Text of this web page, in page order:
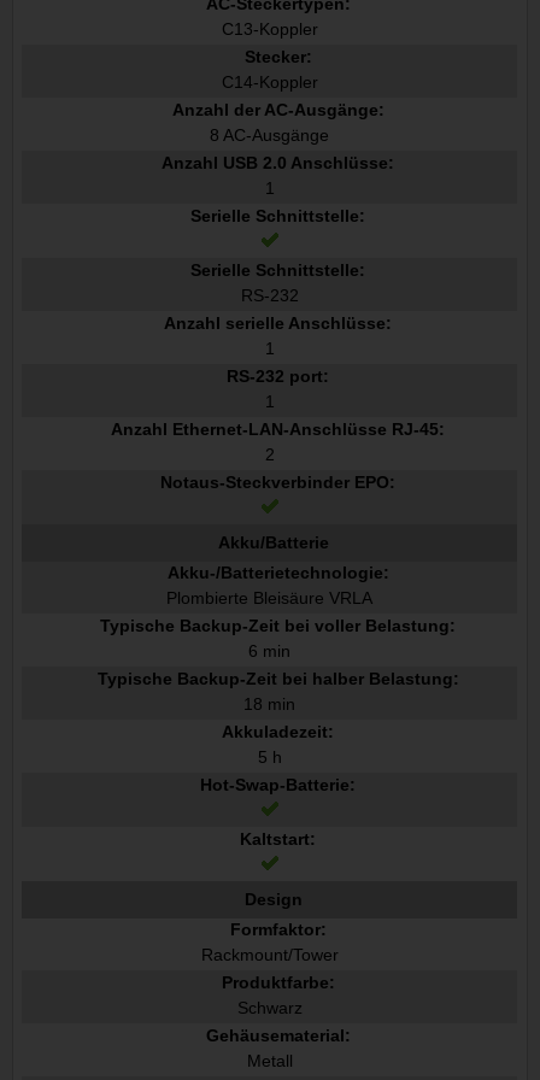
C13-Koppler
Stecker:
C14-Koppler
Anzahl der AC-Ausgänge:
8 AC-Ausgänge
Anzahl USB 2.0 Anschlüsse:
1
Serielle Schnittstelle:
Serielle Schnittstelle:
RS-232
Anzahl serielle Anschlüsse:
1
RS-232 port:
1
Anzahl Ethernet-LAN-Anschlüsse RJ-45:
2
Notaus-Steckverbinder EPO:
Akku/Batterie
Akku-/Batterietechnologie:
Plombierte Bleisäure VRLA
Typische Backup-Zeit bei voller Belastung:
6 min
Typische Backup-Zeit bei halber Belastung:
18 min
Akkuladezeit:
5 h
Hot-Swap-Batterie:
Kaltstart:
Design
Formfaktor:
Rackmount/Tower
Produktfarbe:
Schwarz
Gehäusematerial:
Metall